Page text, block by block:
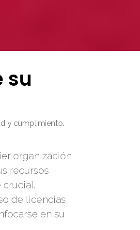
su
y cumplimiento.
organización
recursos
de licencias,
en su